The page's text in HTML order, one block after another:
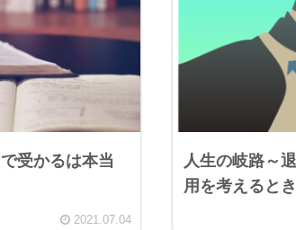
受かるは本当
2021.07.04
人生の岐路～
用を考えるとき